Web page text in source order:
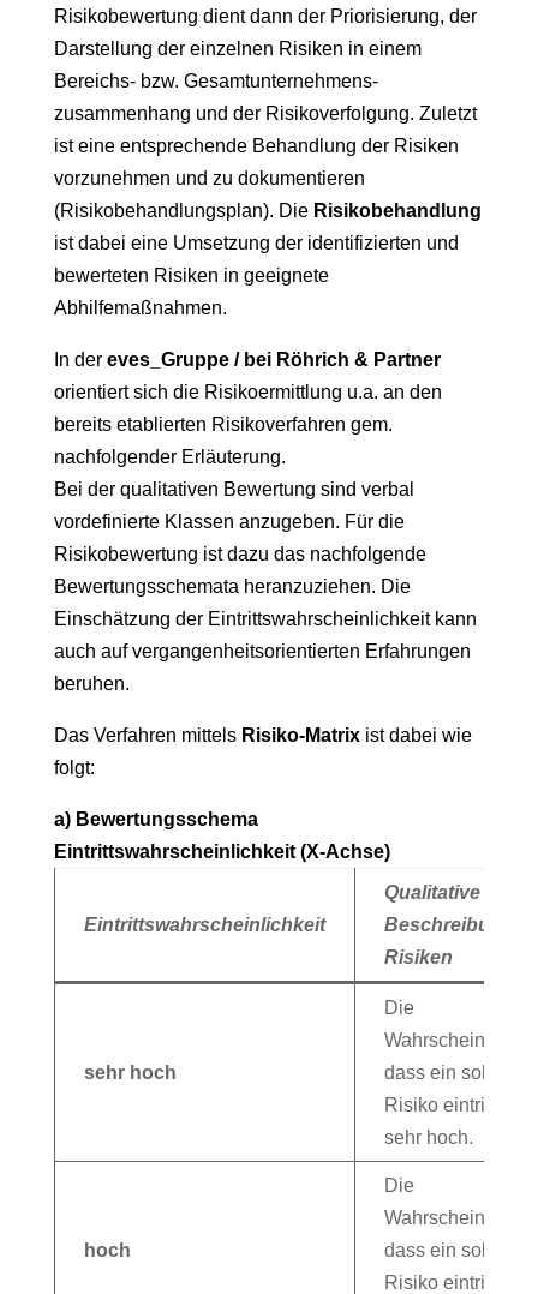
Risikobewertung dient dann der Priorisierung, der
Darstellung der einzelnen Risiken in einem
Bereichs- bzw. Gesamtunternehmens-
zusammenhang und der Risikoverfolgung. Zuletzt
ist eine entsprechende Behandlung der Risiken
vorzunehmen und zu dokumentieren
(Risikobehandlungsplan). Die Risikobehandlung
ist dabei eine Umsetzung der identifizierten und
bewerteten Risiken in geeignete
Abhilfemaßnahmen.
In der eves_Gruppe / bei Röhrich & Partner
orientiert sich die Risikoermittlung u.a. an den
bereits etablierten Risikoverfahren gem.
nachfolgender Erläuterung.
Bei der qualitativen Bewertung sind verbal
vordefinierte Klassen anzugeben. Für die
Risikobewertung ist dazu das nachfolgende
Bewertungsschemata heranzuziehen. Die
Einschätzung der Eintrittswahrscheinlichkeit kann
auch auf vergangenheitsorientierten Erfahrungen
beruhen.
Das Verfahren mittels Risiko-Matrixist dabei wie
folgt:
a) Bewertungsschema
Eintrittswahrscheinlichkeit (X-Achse)
Eintrittswahrscheinlichkeit
Qualitative
Beschreibung
Risiken
sehr hoch
Die
dass ein solches
Risiko eintritt, ist
sehr hoch.
hoch
Die
dass ein solches
Risiko eintritt, ist